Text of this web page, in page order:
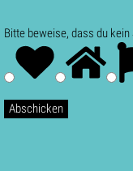
Bitte beweise, dass du